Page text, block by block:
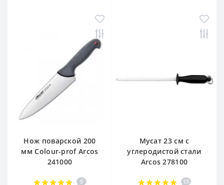
Нож поварской 200
мм Сolour-prof Arcos
241000
5
Мусат 23 см с
углеродистой стали
Arcos 278100
13